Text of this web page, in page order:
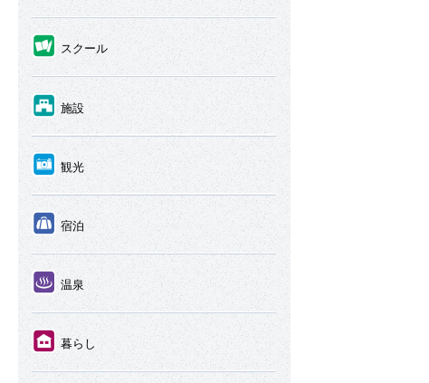
⑥ スクール
⑦ 施設
⑧ 観光
⑨ 宿泊
⑩ 温泉
⑪ 暮らし